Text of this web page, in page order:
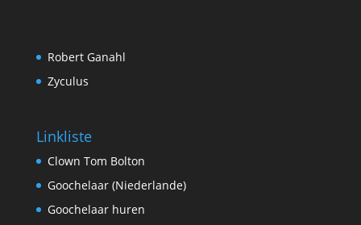
Robert Ganahl
Zyculus
Linkliste
Clown Tom Bolton
Goochelaar (Niederlande)
Goochelaar huren